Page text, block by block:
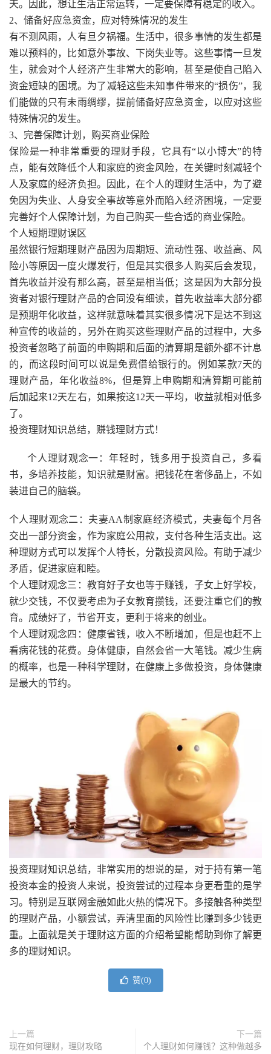
天。因此，想让生活正常运转，一定要保障有稳定的收入。
2、储备好应急资金，应对特殊情况的发生
有不测风雨，人有旦夕祸福。生活中，很多事情的发生都是
难以预料的，比如意外事故、下岗失业等。这些事情一旦发
生，就会对个人经济产生非常大的影响，甚至是使自己陷入
资金短缺的困境。为了减轻这些未知事件带来的“损伤”，我
们能做的只有未雨绸缪，提前储备好应急资金，以应对这些
特殊情况的发生。
3、完善保障计划，购买商业保险
保险是一种非常重要的理财手段，它具有“以小博大”的特
点，能有效降低个人和家庭的资金风险，在关键时刻减轻个
人及家庭的经济负担。因此，在个人的理财生活中，为了避
免因为失业、人身安全事故等意外而陷入经济困境，一定要
完善好个人保障计划，为自己购买一些合适的商业保险。
个人短期理财误区
虽然银行短期理财产品因为周期短、流动性强、收益高、风
险小等原因一度火爆发行，但是其实很多人购买后会发现，
首先收益并没有那么高，甚至是相当低；这是因为大部分投
资者对银行理财产品的合同没有细读，首先收益率大部分都
是预期年化收益，这样就意味着其实很多情况下是达不到这
种宣传的收益的，另外在购买这些理财产品的过程中，大多
投资者忽略了前面的申购期和后面的清算期是额外都不计息
的，而这段时间可以说是免费借给银行的。例如某款7天的
理财产品，年化收益8%，但是算上申购期和清算期可能前
后加起来12天左右，如果按这12天一平均，收益就相对低多
了。
投资理财知识总结，赚钱理财方式！
个人理财观念一：年轻时，钱多用于投资自己，多看
书，多培养技能，知识就是财富。把钱花在奢侈品上，不如
装进自己的脑袋。
个人理财观念二：夫妻AA制家庭经济模式，夫妻每个月各
交出一部分资金，作为家庭公用款，支付各种生活支出。这
种理财方式可以发挥个人特长，分散投资风险。有助于减少
矛盾，促进家庭和睦。
个人理财观念三：教育好子女也等于赚钱，子女上好学校，
就少交钱，不仅要考虑为子女教育攒钱，还要注重它们的教
育。成绩好了，节省开支，更利于将来的创业。
个人理财观念四：健康省钱，收入不断增加，但是也赶不上
看病花钱的花费。身体健康，自然会省一大笔钱。减少生病
的概率，也是一种科学理财，在健康上多做投资，身体健康
是最大的节约。
投资理财知识总结，非常实用的想说的是，对于持有第一笔
投资本金的投资人来说，投资尝试的过程本身更看重的是学
习。特别是互联网金融如此火热的情况下。多接触各种类型
的理财产品，小额尝试，弄清里面的风险性比赚到多少钱更
重。上面就是关于理财这方面的介绍希望能帮助到你了解更
多的理财知识。
赞(0)
上一篇
现在如何理财，理财攻略
下一篇
个人理财如何赚钱？这种做越多